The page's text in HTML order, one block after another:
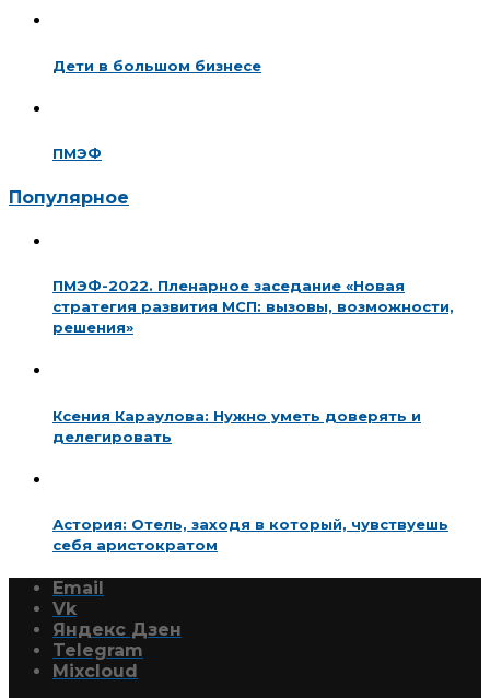
Дети в большом бизнесе
ПМЭФ
Популярное
ПМЭФ-2022. Пленарное заседание «Новая
стратегия развития МСП: вызовы, возможности,
решения»
Ксения Караулова: Нужно уметь доверять и
делегировать
Астория: Отель, заходя в который, чувствуешь
себя аристократом
Email
Vk
Яндекс Дзен
Telegram
Mixcloud